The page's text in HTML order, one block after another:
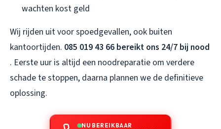
wachten kost geld
Wij rijden uit voor spoedgevallen, ook buiten
kantoortijden. 085 019 43 66 bereikt ons 24/7 bij nood
. Eerste uur is altijd een noodreparatie om verdere
schade te stoppen, daarna plannen we de definitieve
oplossing.
NU BEREIKBAAR